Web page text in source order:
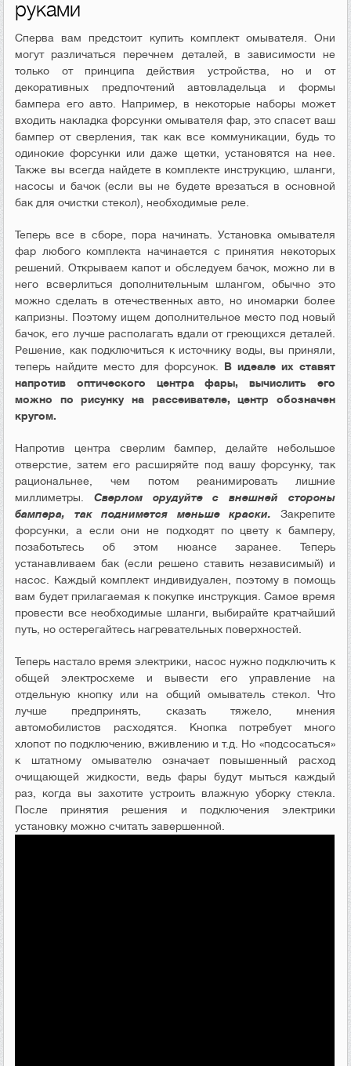
руками
Сперва вам предстоит купить комплект омывателя. Они
могут различаться перечнем деталей, в зависимости не
только от принципа действия устройства, но и от
декоративных предпочтений автовладельца и формы
бампера его авто. Например, в некоторые наборы может
входить накладка форсунки омывателя фар, это спасет ваш
бампер от сверления, так как все коммуникации, будь то
одинокие форсунки или даже щетки, установятся на нее.
Также вы всегда найдете в комплекте инструкцию, шланги,
насосы и бачок (если вы не будете врезаться в основной
бак для очистки стекол), необходимые реле.
Теперь все в сборе, пора начинать. Установка омывателя
фар любого комплекта начинается с принятия некоторых
решений. Открываем капот и обследуем бачок, можно ли в
него всверлиться дополнительным шлангом, обычно это
можно сделать в отечественных авто, но иномарки более
капризны. Поэтому ищем дополнительное место под новый
бачок, его лучше располагать вдали от греющихся деталей.
Решение, как подключиться к источнику воды, вы приняли,
теперь найдите место для форсунок. В идеале их ставят
напротив оптического центра фары, вычислить его
можно по рисунку на рассеивателе, центр обозначен
кругом.
Напротив центра сверлим бампер, делайте небольшое
отверстие, затем его расширяйте под вашу форсунку, так
рациональнее, чем потом реанимировать лишние
миллиметры.Сверлом орудуйте с внешней стороны
бампера, так поднимется меньше краски. Закрепите
форсунки, а если они не подходят по цвету к бамперу,
позаботьтесь об этом нюансе заранее. Теперь
устанавливаем бак (если решено ставить независимый) и
насос. Каждый комплект индивидуален, поэтому в помощь
вам будет прилагаемая к покупке инструкция. Самое время
провести все необходимые шланги, выбирайте кратчайший
путь, но остерегайтесь нагревательных поверхностей.
Теперь настало время электрики, насос нужно подключить к
общей электросхеме и вывести его управление на
отдельную кнопку или на общий омыватель стекол. Что
лучше предпринять, сказать тяжело, мнения
автомобилистов расходятся. Кнопка потребует много
хлопот по подключению, вживлению и т.д. Но «подсосаться»
к штатному омывателю означает повышенный расход
очищающей жидкости, ведь фары будут мыться каждый
раз, когда вы захотите устроить влажную уборку стекла.
После принятия решения и подключения электрики
установку можно считать завершенной.